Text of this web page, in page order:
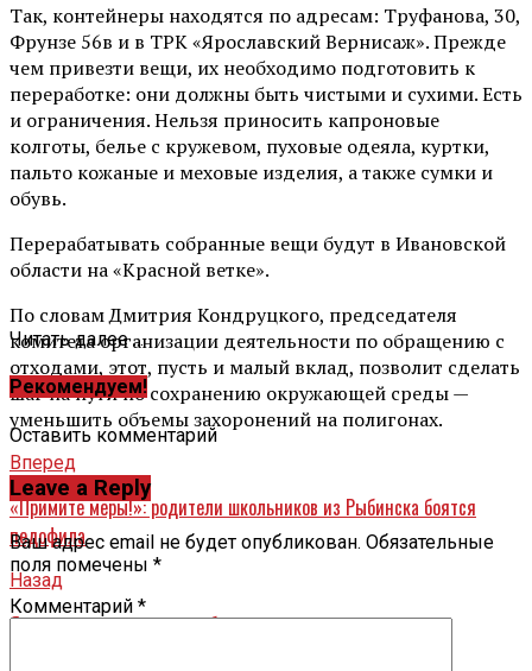
Так, контейнеры находятся по адресам: Труфанова, 30,
Фрунзе 56в и в ТРК «Ярославский Вернисаж». Прежде
чем привезти вещи, их необходимо подготовить к
переработке: они должны быть чистыми и сухими. Есть
и ограничения. Нельзя приносить капроновые
колготы, белье с кружевом, пуховые одеяла, куртки,
пальто кожаные и меховые изделия, а также сумки и
обувь.
Перерабатывать собранные вещи будут в Ивановской
области на «Красной ветке».
По словам Дмитрия Кондруцкого, председателя
комитета организации деятельности по обращению с
отходами, этот, пусть и малый вклад, позволит сделать
шаг на пути по сохранению окружающей среды —
уменьшить объемы захоронений на полигонах.
Вперед
«Примите меры!»: родители школьников из Рыбинска боятся
педофила
Назад
Ярославские власти разработают регламент для уличного
Читать далее ...
Рекомендуем!
Оставить комментарий
Leave a Reply
Ваш адрес email не будет опубликован. Обязательные
поля помечены *
Комментарий *